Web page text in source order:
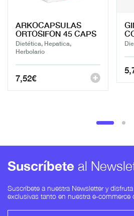
ARKOCAPSULAS
ORTOSIFON 45 CAPS
Dietética, Hepatica,
Herbolario
7,52€
Suscríbete al
Suscríbete a nuestra Newsletter y
exclusivas tanto en nuestra e-commerce